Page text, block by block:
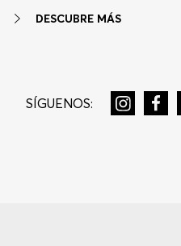
DESCUBRE MÁS
SÍGUENOS: